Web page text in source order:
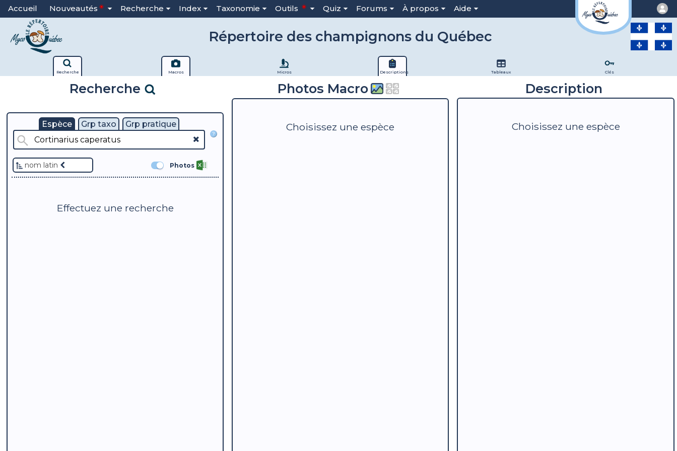
Accueil Nouveautés Recherche Index Taxonomie Outils Quiz Forums À propos Aide
Répertoire des champignons du Québec
Recherche Macros Micros Descriptions Tableaux Clés
Recherche
Espèce Grp taxo Grp pratique
?
nom latin Photos
Effectuez une recherche
Photos Macro
Choisissez une espèce
Description
Choisissez une espèce